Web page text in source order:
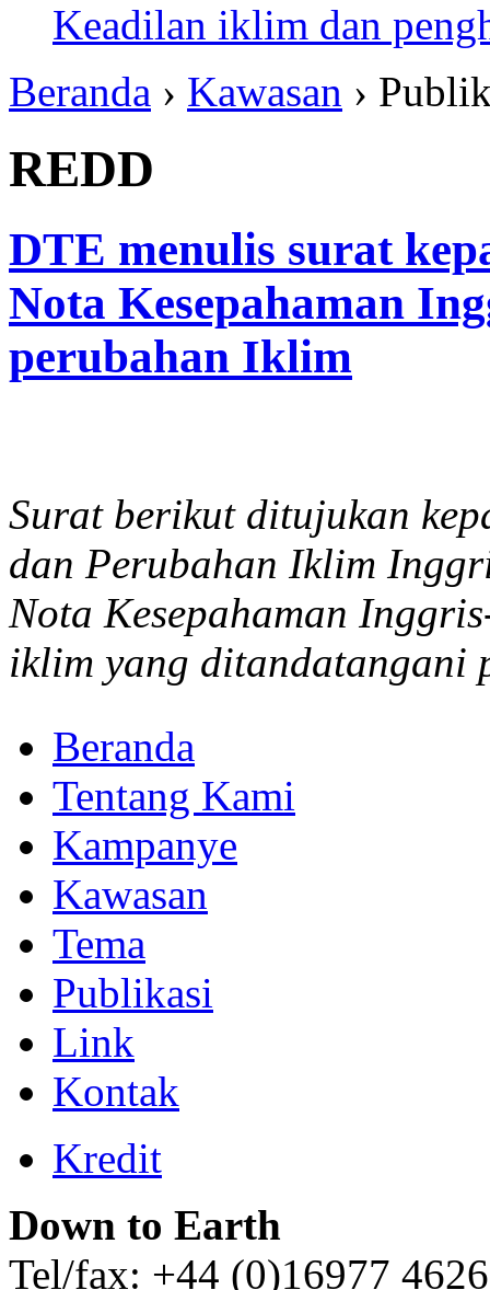
Keadilan iklim dan
Beranda › Kawasan ›
REDD
DTE menulis surat
Nota Kesepahaman
perubahan Iklim
Surat berikut ditujukan
dan Perubahan Iklim
Nota Kesepahaman
iklim yang ditandatangani
Beranda
Tentang Kami
Kampanye
Kawasan
Tema
Publikasi
Link
Kontak
Kredit
Down to Earth
Tel/fax: +44 (0)16977